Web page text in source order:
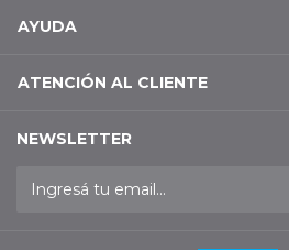
AYUDA
ATENCIÓN AL CLIENTE
NEWSLETTER